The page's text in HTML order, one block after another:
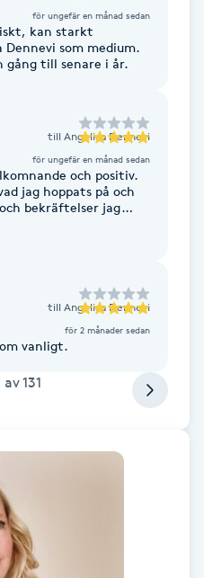
för ungefär en månad sedan
kan starkt
Dennevi som medium.
gång till senare i år.
till Angelica Dennevi
för ungefär en månad sedan
och positiv.
jag hoppats på och
bekräftelser jag
till Angelica Dennevi
för 2 månader sedan
vanligt.
av131